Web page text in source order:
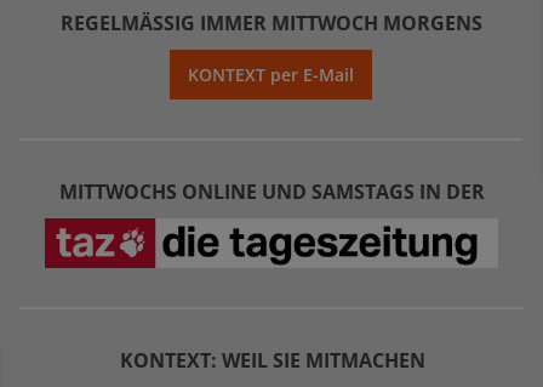
REGELMÄSSIG IMMER MITTWOCH MORGENS
KONTEXT per E-Mail
MITTWOCHS ONLINE UND SAMSTAGS IN DER
KONTEXT: WEIL SIE MITMACHEN